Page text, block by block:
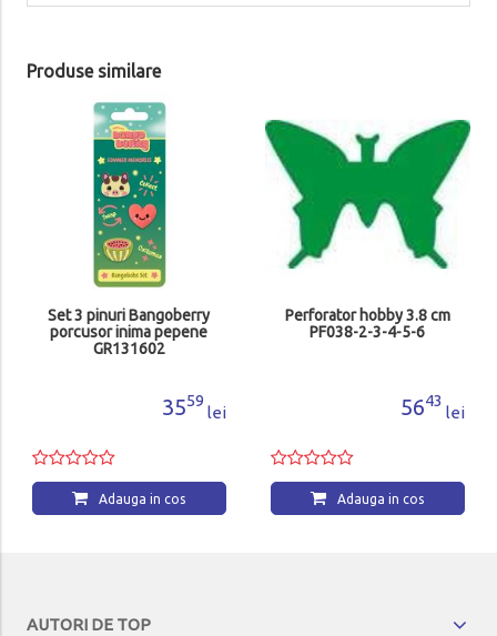
Produse similare
Set 3 pinuri Bangoberry
porcusor inima pepene
GR131602
3559
lei
Adauga in cos
Perforator hobby 3.8 cm
PF038-2-3-4-5-6
5643
lei
Adauga in cos
AUTORI DE TOP